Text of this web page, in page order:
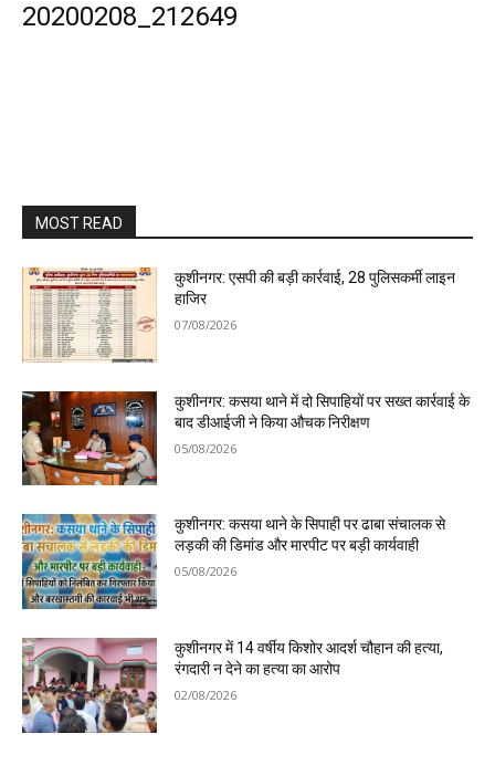
20200208_212649
MOST READ
कुशीनगर: एसपी की बड़ी कार्रवाई, 28 पुलिसकर्मी लाइन
हाजिर
07/08/2026
कुशीनगर: कसया थाने में दो सिपाहियों पर सख्त कार्रवाई के
बाद डीआईजी ने किया औचक निरीक्षण
05/08/2026
कुशीनगर: कसया थाने के सिपाही पर ढाबा संचालक से
लड़की की डिमांड और मारपीट पर बड़ी कार्यवाही
05/08/2026
कुशीनगर में 14 वर्षीय किशोर आदर्श चौहान की हत्या,
रंगदारी न देने का हत्या का आरोप
02/08/2026